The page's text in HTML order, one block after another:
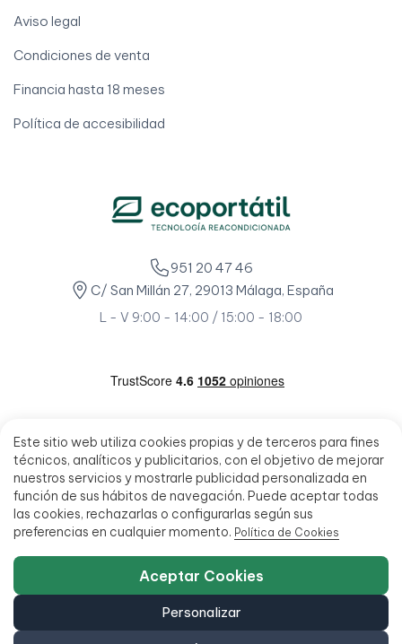
Este sitio web utiliza cookies propias y de terceros para fines
técnicos, analíticos y publicitarios, con el objetivo de mejorar
nuestros servicios y mostrarle publicidad personalizada en
función de sus hábitos de navegación. Puede aceptar todas
las cookies, rechazarlas o configurarlas según sus
preferencias en cualquier momento. Política de Cookies
Personalizar
Aceptar Cookies
Aviso legal
Condiciones de venta
Financia hasta 18 meses
Política de accesibilidad
951 20 47 46
C/ San Millán 27, 29013 Málaga, España
L - V 9:00 - 14:00 / 15:00 - 18:00